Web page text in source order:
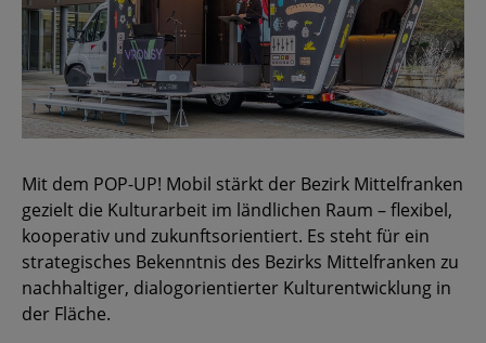
Mit dem POP-UP! Mobil stärkt der Bezirk Mittelfranken
gezielt die Kulturarbeit im ländlichen Raum – flexibel,
kooperativ und zukunftsorientiert. Es steht für ein
strategisches Bekenntnis des Bezirks Mittelfranken zu
nachhaltiger, dialogorientierter Kulturentwicklung in
der Fläche.